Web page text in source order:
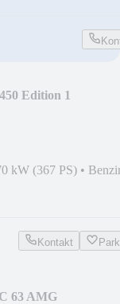
Edition 1
kW (367 PS) •
Kontakt
63 AMG